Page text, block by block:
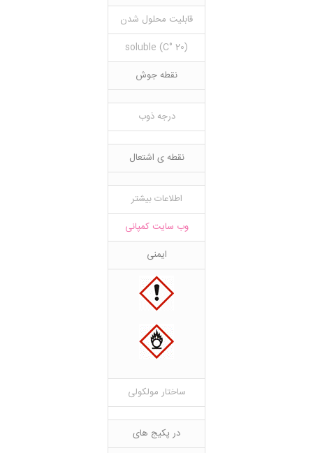
قابلیت محلول شدن
(20 °C) soluble
نقطه جوش
درجه ذوب
نقطه ی اشتعال
اطلاعات بیشتر
وب سایت کمپانی
ایمنی
ساختار مولکولی
در پکیج های